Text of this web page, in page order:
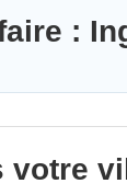
:
votre